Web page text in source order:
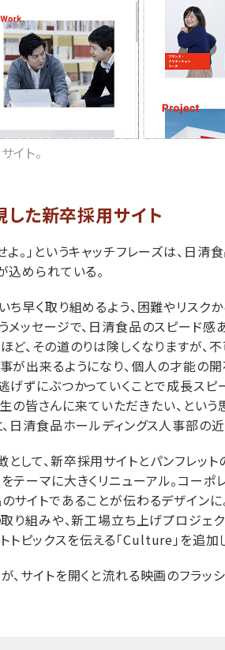
イト。
した新卒採用サイト
よ。」というキャッチフレーズは、日
込められている。
ち早く取り組めるよう、困難やリス
メッセージで、日清食品のスピード感
ど、その道のりは険しくなりますが、
が出来るようになり、個人の才能の
げずにぶつかっていくことで成長スピ
皆さんに来ていただきたい、という
、日清食品ホールディングス人事部の
して、新卒採用サイトとパンフレッ
ーマに大きくリニューアル。コーポ
サイトであることが伝わるデザインに
り組みや、新工場立ち上げプロジェ
トピックスを伝える「Culture」を追加
、サイトを開くと流れる映画のフラッ